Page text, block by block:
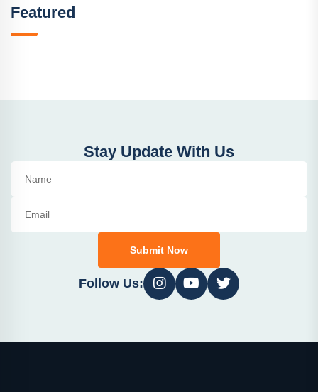
Featured
Stay Update With Us
Submit Now
Follow Us: